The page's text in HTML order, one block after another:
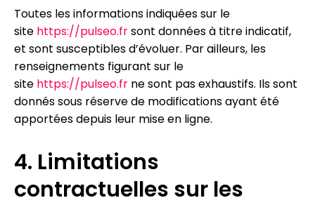
Toutes les informations indiquées sur le
site https://pulseo.frsont données à titre indicatif,
et sont susceptibles d’évoluer. Par ailleurs, les
renseignements figurant sur le
site https://pulseo.fr ne sont pas exhaustifs. Ils sont
donnés sous réserve de modifications ayant été
apportées depuis leur mise en ligne.
4. Limitations
contractuelles sur les